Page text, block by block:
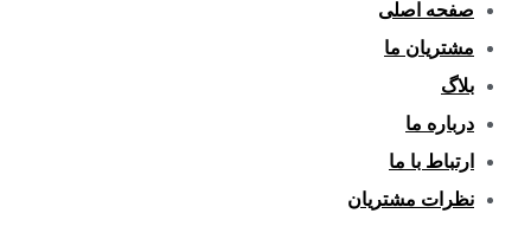
صفحه اصلی
مشتریان ما
بلاگ
درباره ما
ارتباط با ما
نظرات مشتریان